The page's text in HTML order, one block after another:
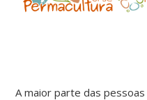
A maior parte das